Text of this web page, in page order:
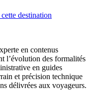
destination
en contenus
l’évolution des formalités
en guides
et précision technique
délivrées aux voyageurs.